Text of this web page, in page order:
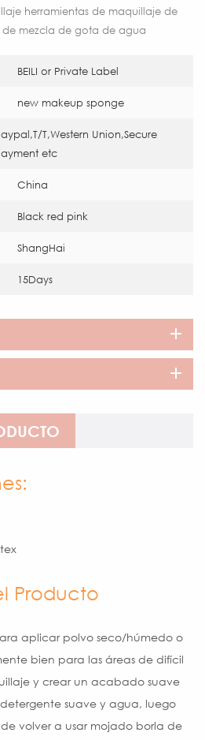
herramientas de maquillaje de
de mezcla de gota de agua
BEILI or Private Label
new makeup sponge
T,Western Union,Secure
etc
China
Black red pink
ShangHai
15Days
Producto
aplicar polvo seco/húmedo o
bien para las áreas de difícil
y crear un acabado suave
suave y agua, luego
volver a usar mojado borla de